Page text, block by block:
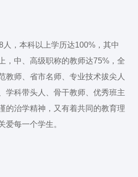
人，本科以上学历达100%，其中
，中、高级职称的教师达75%，全
教师、省市名师、专业技术拔尖人
学科带头人、骨干教师、优秀班主
的治学精神，又有着共同的教育理
爱每一个学生。